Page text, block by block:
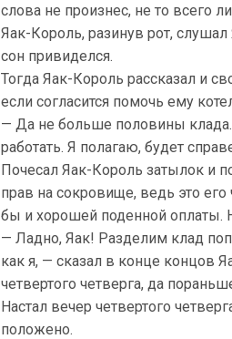
слова не произнес, не то всего
Яак-Король, разинув рот,
сон привиделся.
Тогда Яак-Король рассказал и
если согласится помочь ему
— Да не больше половины
работать. Я полагаю, будет
Почесал Яак-Король затылок и
прав на сокровище, ведь это
бы и хорошей поденной оплаты.
— Ладно, Яак! Разделим клад
как я, — сказал в конце концов
четвертого четверга, да
Настал вечер четвертого
положено.